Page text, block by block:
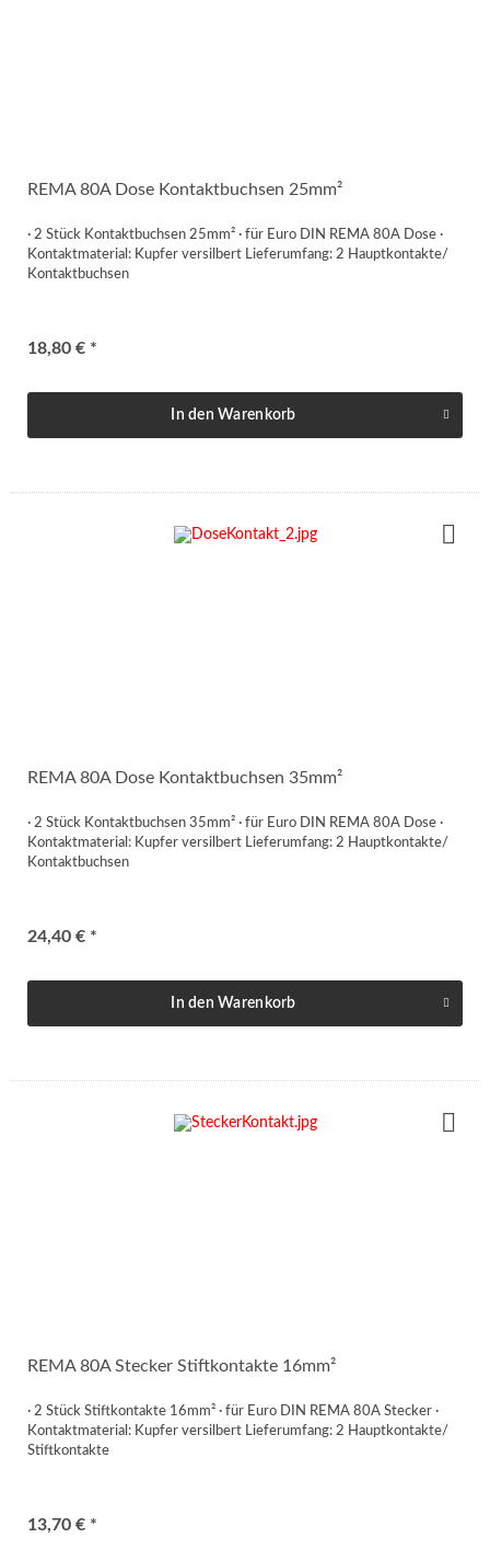
REMA 80A Dose Kontaktbuchsen 25mm²
· 2 Stück Kontaktbuchsen 25mm² · für Euro DIN REMA 80A Dose ·
Kontaktmaterial: Kupfer versilbert Lieferumfang: 2 Hauptkontakte/
Kontaktbuchsen
18,80 € *
In den Warenkorb
REMA 80A Dose Kontaktbuchsen 35mm²
· 2 Stück Kontaktbuchsen 35mm² · für Euro DIN REMA 80A Dose ·
Kontaktmaterial: Kupfer versilbert Lieferumfang: 2 Hauptkontakte/
Kontaktbuchsen
24,40 € *
In den Warenkorb
REMA 80A Stecker Stiftkontakte 16mm²
· 2 Stück Stiftkontakte 16mm² · für Euro DIN REMA 80A Stecker ·
Kontaktmaterial: Kupfer versilbert Lieferumfang: 2 Hauptkontakte/
Stiftkontakte
13,70 € *